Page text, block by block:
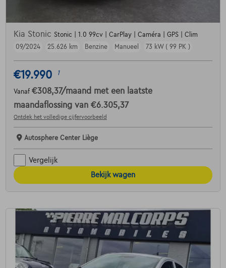
Kia Stonic Stonic | 1.0 99cv | CarPlay | Caméra | GPS | Clim
09/2024
25.626 km Benzine Manueel 73 kW ( 99 PK )
€19.990 1
Vanaf €308,37/maand met een laatste
maandaflossing van €6.305,37
Ontdek het volledige cijfervoorbeeld
Autosphere Center Liège
Vergelijk
Bekijk wagen